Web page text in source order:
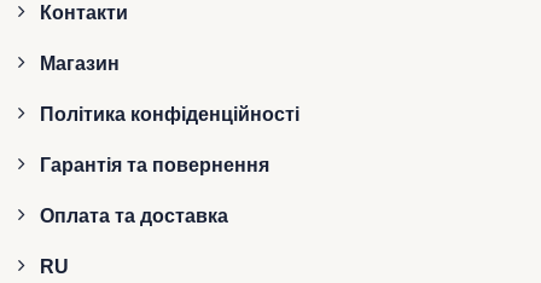
Контакти
Магазин
Політика конфіденційності
Гарантія та повернення
Оплата та доставка
RU